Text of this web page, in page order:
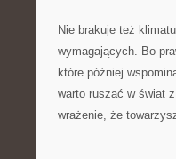
Nie brakuje też
wymagających. Bo
które później
warto ruszać w świat
wrażenie, że